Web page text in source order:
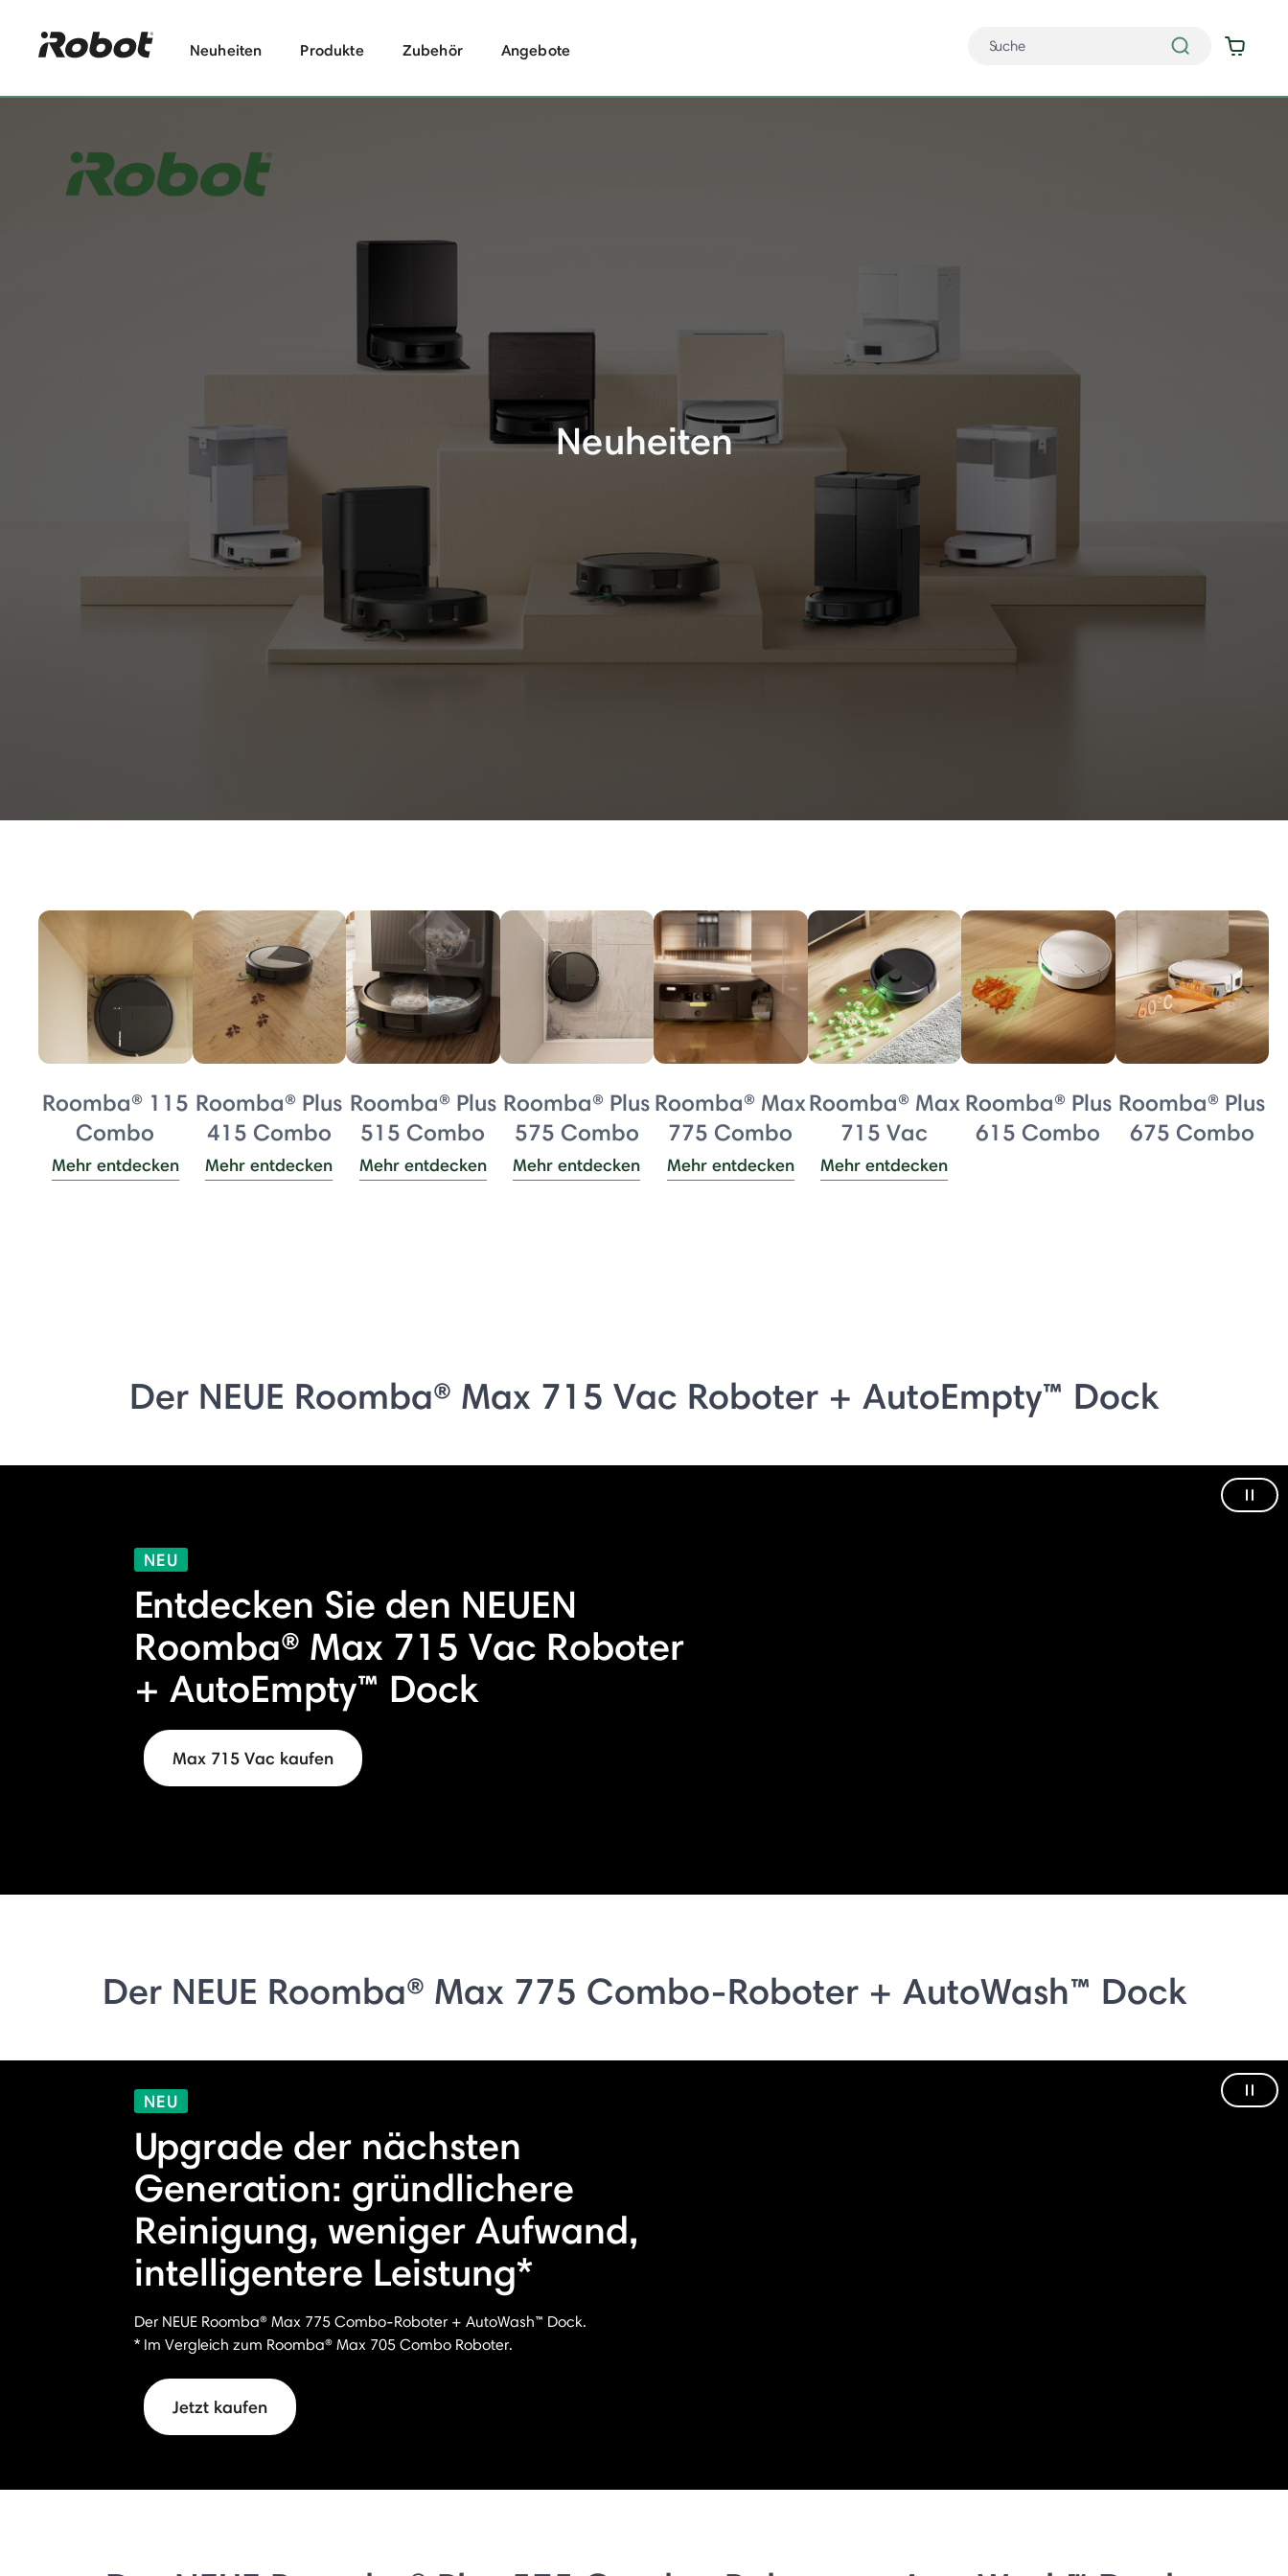
Neuheiten Produkte Zubehör Angebote
Neuheiten
Roomba® 115
Combo
Mehr entdecken
Roomba® Plus
415 Combo
Mehr entdecken
Roomba® Plus
515 Combo
Mehr entdecken
Roomba® Plus
575 Combo
Mehr entdecken
Roomba® Max
775 Combo
Mehr entdecken
Roomba® Max
715 Vac
Mehr entdecken
Roomba® Plus
615 Combo
Roomba® Plus
675 Combo
Der NEUE Roomba® Max 715 Vac Roboter + AutoEmpty™ Dock
NEU
Entdecken Sie den NEUEN
Roomba® Max 715 Vac Roboter
+ AutoEmpty™ Dock
Max 715 Vac kaufen
Der NEUE Roomba® Max 775 Combo-Roboter + AutoWash™ Dock
NEU
Upgrade der nächsten
Generation: gründlichere
Reinigung, weniger Aufwand,
intelligentere Leistung*
Der NEUE Roomba® Max 775 Combo-Roboter + AutoWash™ Dock.
* Im Vergleich zum Roomba® Max 705 Combo Roboter.
Jetzt kaufen